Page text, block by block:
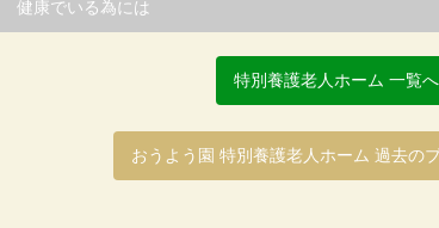
健康でいる為には
特別養護老人ホーム 一覧へ
おうよう園 特別養護老人ホーム 過去の